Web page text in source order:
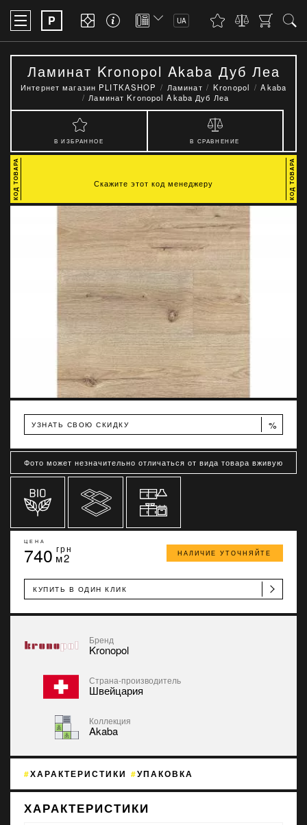
P UA
Ламинат Kronopol Akaba Дуб Леа
Интернет магазин PLITKASHOP Ламинат Kronopol
Akaba
Ламинат Kronopol Akaba Дуб Леа
В ИЗБРАННОЕ В СРАВНЕНИЕ
УЗНАТЬ СВОЮ СКИДКУ %
Фото может незначительно отличаться от вида товара вживую
ЦЕНА
740 грн
м2 НАЛИЧИЕ УТОЧНЯЙТЕ
КУПИТЬ В ОДИН КЛИК
Бренд
Kronopol
Страна-производитель
Швейцария
Коллекция
Akaba
ХАРАКТЕРИСТИКИ УПАКОВКА
ХАРАКТЕРИСТИКИ
Скажите этот код менеджеру